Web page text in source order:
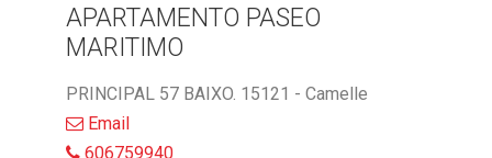
APARTAMENTO PASEO
MARITIMO
PRINCIPAL 57 BAIXO. 15121 - Camelle
Email
606759940